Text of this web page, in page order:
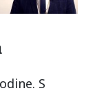
S